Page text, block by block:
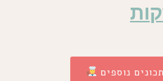
נוספים